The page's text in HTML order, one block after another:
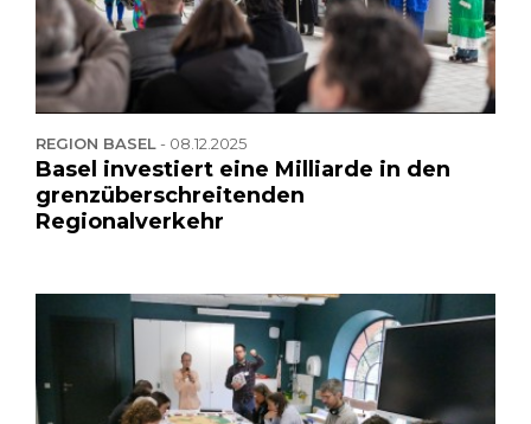
REGION BASEL- 08.12.2025
Basel investiert eine Milliarde in den
grenzüberschreitenden
Regionalverkehr